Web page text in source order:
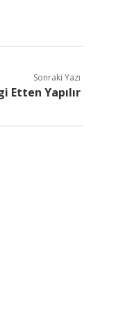
Sonraki Yazı
Etten Yapılır